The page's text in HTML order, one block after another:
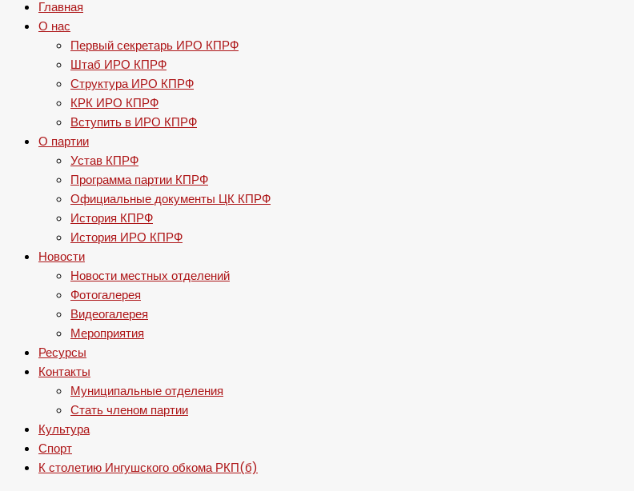
Главная
О нас
Первый секретарь ИРО КПРФ
Штаб ИРО КПРФ
Структура ИРО КПРФ
КРК ИРО КПРФ
Вступить в ИРО КПРФ
О партии
Устав КПРФ
Программа партии КПРФ
Официальные документы ЦК КПРФ
История КПРФ
История ИРО КПРФ
Новости
Новости местных отделений
Фотогалерея
Видеогалерея
Мероприятия
Ресурсы
Контакты
Муниципальные отделения
Стать членом партии
Культура
Спорт
К столетию Ингушского обкома РКП(б)